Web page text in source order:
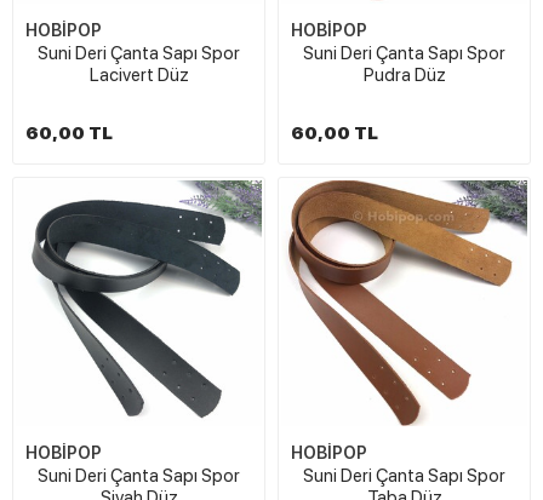
HOBİPOP
Suni Deri Çanta Sapı Spor
Lacivert Düz
60,00 TL
HOBİPOP
Suni Deri Çanta Sapı Spor
Pudra Düz
60,00 TL
HOBİPOP
Suni Deri Çanta Sapı Spor
HOBİPOP
Suni Deri Çanta Sapı Spor